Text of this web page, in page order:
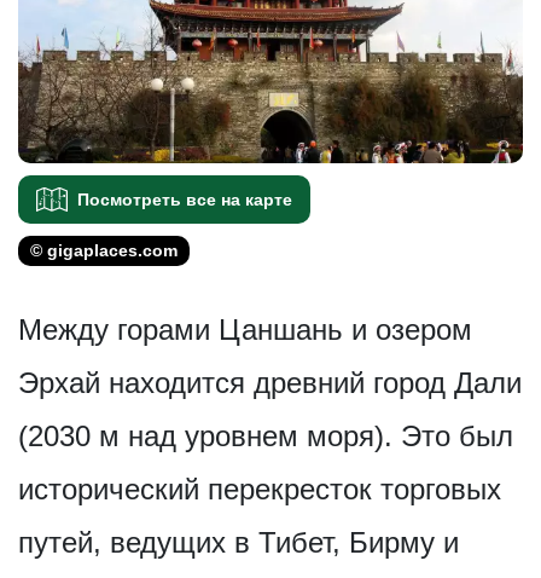
Посмотреть все на карте
© gigaplaces.com
Между горами Цаншань и озером
Эрхай находится древний город Дали
(2030 м над уровнем моря). Это был
исторический перекресток торговых
путей, ведущих в Тибет, Бирму и